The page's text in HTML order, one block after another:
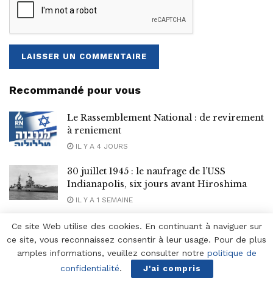
Recommandé pour vous
Le Rassemblement National : de revirement
à reniement
IL Y A 4 JOURS
30 juillet 1945 : le naufrage de l’USS
Indianapolis, six jours avant Hiroshima
IL Y A 1 SEMAINE
Articles populaires
Ce site Web utilise des cookies. En continuant à naviguer sur
ce site, vous reconnaissez consentir à leur usage. Pour de plus
amples informations, veuillez consulter notre politique de
confidentialité. J'ai compris